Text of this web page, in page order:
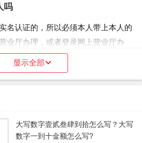
吗
名认证的，所以必须本人带上本人的
业厅办理，或者登录网上营业厅办
网络通讯服务，如需相关业务，可以
厅或者实体营业厅查询。
显示全部
大写数字壹贰叁肆到拾怎么写？大写
数字一到十金额怎么写?